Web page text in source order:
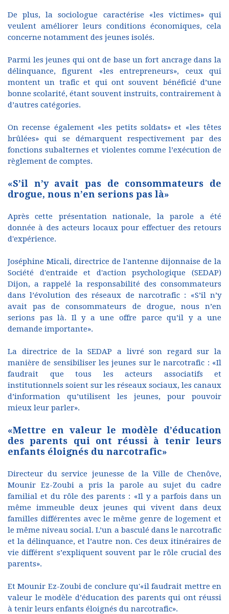
De plus, la sociologue caractérise «les victimes» qui
veulent améliorer leurs conditions économiques, cela
concerne notamment des jeunes isolés.
Parmi les jeunes qui ont de base un fort ancrage dans la
délinquance, figurent «les entrepreneurs», ceux qui
montent un trafic et qui ont souvent bénéficié d’une
bonne scolarité, étant souvent instruits, contrairement à
d’autres catégories.
On recense également «les petits soldats» et «les têtes
brûlées» qui se démarquent respectivement par des
fonctions subalternes et violentes comme l’exécution de
règlement de comptes.
«S’il n’y avait pas de consommateurs de
drogue, nous n’en serions pas là»
Après cette présentation nationale, la parole a été
donnée à des acteurs locaux pour effectuer des retours
d'expérience.
Joséphine Micali, directrice de l'antenne dijonnaise de la
Société d'entraide et d'action psychologique (SEDAP)
Dijon, a rappelé la responsabilité des consommateurs
dans l’évolution des réseaux de narcotrafic : «S’il n’y
avait pas de consommateurs de drogue, nous n’en
serions pas là. Il y a une offre parce qu’il y a une
demande importante».
La directrice de la SEDAP a livré son regard sur la
manière de sensibiliser les jeunes sur le narcotrafic : «Il
faudrait que tous les acteurs associatifs et
institutionnels soient sur les réseaux sociaux, les canaux
d’information qu’utilisent les jeunes, pour pouvoir
mieux leur parler».
«Mettre en valeur le modèle d’éducation
des parents qui ont réussi à tenir leurs
enfants éloignés du narcotrafic»
Directeur du service jeunesse de la Ville de Chenôve,
Mounir Ez-Zoubi a pris la parole au sujet du cadre
familial et du rôle des parents : «Il y a parfois dans un
même immeuble deux jeunes qui vivent dans deux
familles différentes avec le même genre de logement et
le même niveau social. L’un a basculé dans le narcotrafic
et la délinquance, et l’autre non. Ces deux itinéraires de
vie différent s’expliquent souvent par le rôle crucial des
parents».
Et Mounir Ez-Zoubi de conclure qu'«il faudrait mettre en
valeur le modèle d’éducation des parents qui ont réussi
à tenir leurs enfants éloignés du narcotrafic».